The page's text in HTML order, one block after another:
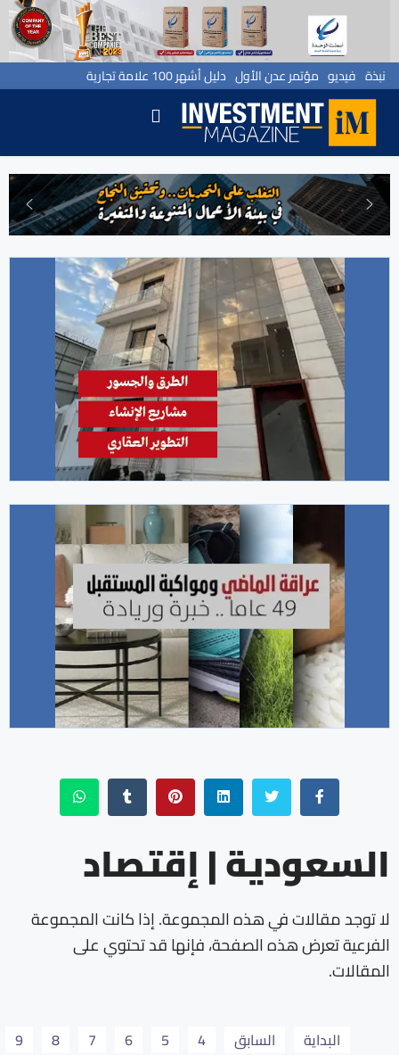
نبذة فيديو مؤتمر عدن الأول دليل أشهر 100 علامة تجارية
السعودية | إقتصاد
لا توجد مقالات في هذه المجموعة. إذا كانت المجموعة
الفرعية تعرض هذه الصفحة، فإنها قد تحتوي على
المقالات.
البداية السابق 4
5
6
7
8
9